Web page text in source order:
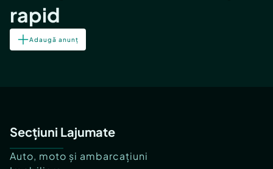
rapid
Adaugă anunț
Secțiuni Lajumate
Auto, moto și ambarcațiuni